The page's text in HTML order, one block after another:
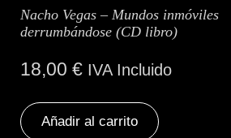
Nacho Vegas – Mundos inmóviles
derrumbándose (CD libro)
18,00 € IVA Incluido
Añadir al carrito